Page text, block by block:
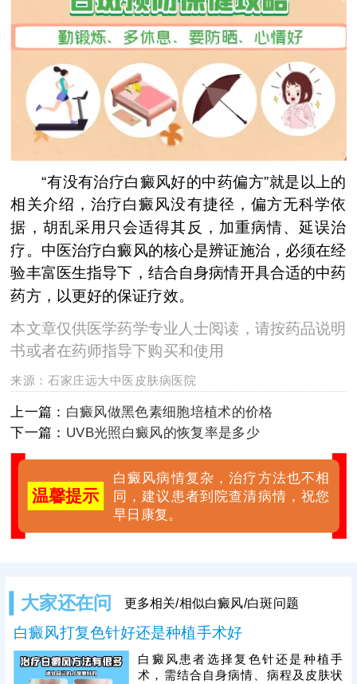
“有没有治疗白癜风好的中药偏方”就是以上的
相关介绍，治疗白癜风没有捷径，偏方无科学依
据，胡乱采用只会适得其反，加重病情、延误治
疗。中医治疗白癜风的核心是辨证施治，必须在经
验丰富医生指导下，结合自身病情开具合适的中药
药方，以更好的保证疗效。
本文章仅供医学药学专业人士阅读，请按药品说明
书或者在药师指导下购买和使用
来源：石家庄远大中医皮肤病医院
上一篇： 白癜风做黑色素细胞培植术的价格
下一篇： UVB光照白癜风的恢复率是多少
温馨提示
白癜风病情复杂，治疗方法也不相
同，建议患者到院查清病情，祝您
早日康复。
大家还在问 更多相关/相似白癜风/白斑问题
白癜风打复色针好还是种植手术好
白癜风患者选择复色针还是种植手
术，需结合自身病情、病程及皮肤状